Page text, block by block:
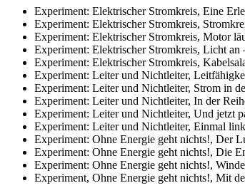
Experiment: Elektrischer Stromkreis, Eine
Experiment: Elektrischer Stromkreis,
Experiment: Elektrischer Stromkreis, Motor
Experiment: Elektrischer Stromkreis, Licht an
Experiment: Elektrischer Stromkreis,
Experiment: Leiter und Nichtleiter,
Experiment: Leiter und Nichtleiter, Strom in
Experiment: Leiter und Nichtleiter, In der
Experiment: Leiter und Nichtleiter, Und jetzt
Experiment: Leiter und Nichtleiter, Einmal
Experiment: Ohne Energie geht nichts!, Der
Experiment: Ohne Energie geht nichts!, Die
Experiment: Ohne Energie geht nichts!,
Experiment, Ohne Energie geht nichts!, Mit